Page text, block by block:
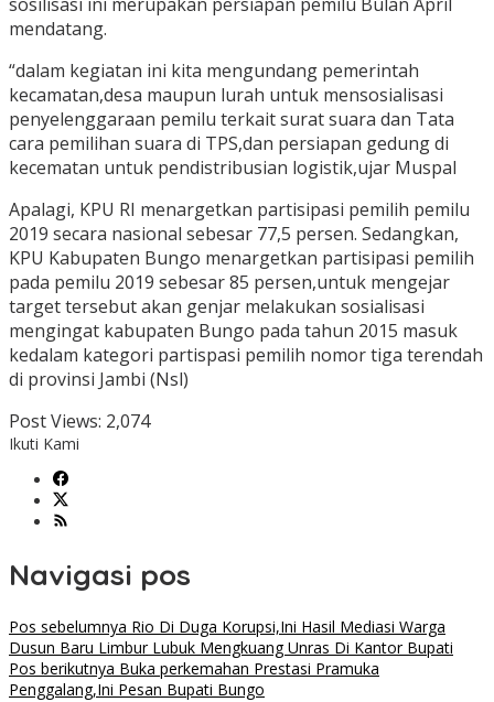
mendatang.
“dalam kegiatan ini kita mengundang pemerintah
kecamatan,desa maupun lurah untuk mensosialisasi
penyelenggaraan pemilu terkait surat suara dan Tata
cara pemilihan suara di TPS,dan persiapan gedung di
kecematan untuk pendistribusian logistik,ujar Muspal
Apalagi, KPU RI menargetkan partisipasi pemilih pemilu
2019 secara nasional sebesar 77,5 persen. Sedangkan,
KPU Kabupaten Bungo menargetkan partisipasi pemilih
pada pemilu 2019 sebesar 85 persen,untuk mengejar
target tersebut akan genjar melakukan sosialisasi
mengingat kabupaten Bungo pada tahun 2015 masuk
kedalam kategori partispasi pemilih nomor tiga terendah
di provinsi Jambi (Nsl)
Post Views: 2,074
Ikuti Kami
Navigasi pos
Pos sebelumnya Rio Di Duga Korupsi,Ini Hasil Mediasi Warga
Dusun Baru Limbur Lubuk Mengkuang Unras Di Kantor Bupati
Pos berikutnya Buka perkemahan Prestasi Pramuka
Penggalang,Ini Pesan Bupati Bungo